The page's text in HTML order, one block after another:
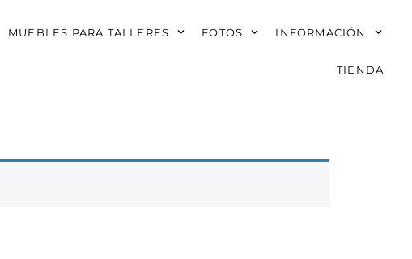
MUEBLES PARA TALLERES FOTOS INFORMACIÓN
TIENDA